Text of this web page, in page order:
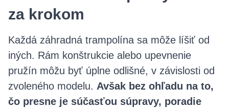
za krokom
Každá záhradná trampolína sa môže líšiť od
iných. Rám konštrukcie alebo upevnenie
pružín môžu byť úplne odlišné, v závislosti od
zvoleného modelu. Avšak bez ohľadu na to,
čo presne je súčasťou súpravy, poradie